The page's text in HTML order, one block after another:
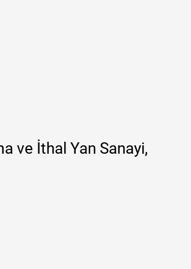
ve İthal Yan Sanayi,